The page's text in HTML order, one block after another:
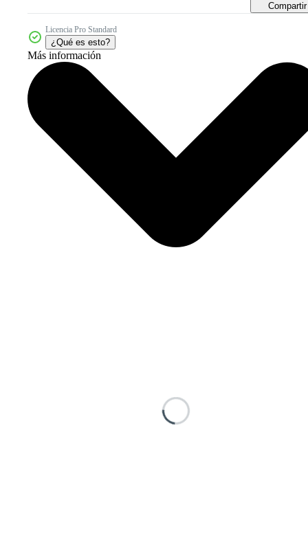
Compartir
Licencia Pro Standard
¿Qué es esto?
Más información